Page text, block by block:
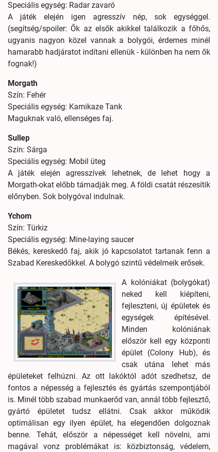
Speciális egység: Radar zavaró
A játék elején igen agresszív nép, sok egységgel.
(segítség/spoiler: Ők az elsők akikkel találkozik a főhős,
ugyanis nagyon közel vannak a bolygói, érdemes minél
hamarabb hadjáratot indítani ellenük - különben ha nem ők
fognak!)
Morgath
Szín: Fehér
Speciális egység: Kamikaze Tank
Maguknak való, ellenséges faj.
Sullep
Szín: Sárga
Speciális egység: Mobil üteg
A játék elején agresszívek lehetnek, de lehet hogy a
Morgath-okat előbb támadják meg. A földi csatát részesítik
előnyben. Sok bolygóval indulnak.
Ychom
Szín: Türkiz
Speciális egység: Mine-laying saucer
Békés, kereskedő faj, akik jó kapcsolatot tartanak fenn a
Szabad Kereskedőkkel. A bolygó szintű védelmeik erősek.
A kolóniákat (bolygókat)
neked kell kiépíteni,
fejleszteni, új épületek és
egységek építésével.
Minden kolóniának
először kell egy központi
épület (Colony Hub), és
csak utána lehet más
épületeket felhúzni. Az ott lakóktól adót szedhetsz, de
fontos a népesség a fejlesztés és gyártás szempontjából
is. Minél több szabad munkaerőd van, annál több fejlesztő,
gyártó épületet tudsz ellátni. Csak akkor működik
optimálisan egy ilyen épület, ha elegendően dolgoznak
benne. Tehát, először a népességet kell növelni, ami
magával vonz problémákat is: közbiztonság, védelem,